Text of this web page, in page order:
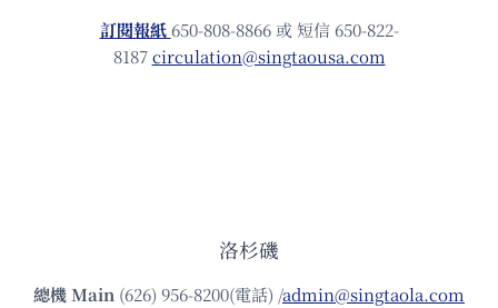
訂閱報紙 650-808-8866 或 短信 650-822-
8187circulation@singtaousa.com
洛杉磯
總機Main (626) 956-8200(電話) /admin@singtaola.com